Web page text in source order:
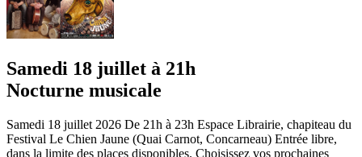
Samedi 18 juillet à 21h
Nocturne musicale
Samedi 18 juillet 2026 De 21h à 23h Espace Librairie, chapiteau du
Festival Le Chien Jaune (Quai Carnot, Concarneau) Entrée libre,
dans la limite des places disponibles. Choisissez vos prochaines